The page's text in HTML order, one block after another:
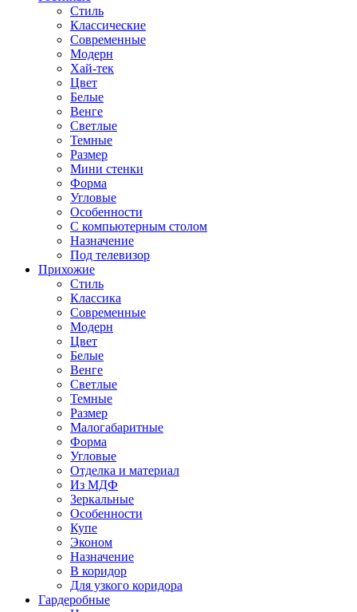
Стиль
Классические
Современные
Модерн
Хай-тек
Цвет
Белые
Венге
Светлые
Темные
Размер
Мини стенки
Форма
Угловые
Особенности
С компьютерным столом
Назначение
Под телевизор
Прихожие
Стиль
Классика
Современные
Модерн
Цвет
Белые
Венге
Светлые
Темные
Размер
Малогабаритные
Форма
Угловые
Отделка и материал
Из МДФ
Зеркальные
Особенности
Купе
Эконом
Назначение
В коридор
Для узкого коридора
Гардеробные